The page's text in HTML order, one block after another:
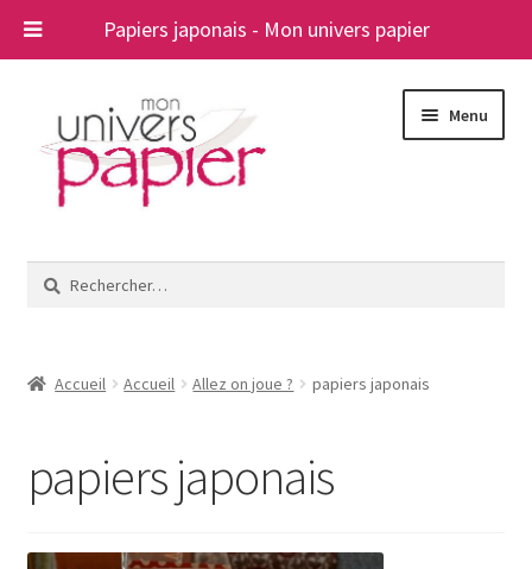
Papiers japonais - Mon univers papier
navigation
contenu
Menu
le
A propos
Rechercher :
Accueil Accueil Allez on joue ? papiers japonais
papiers japonais